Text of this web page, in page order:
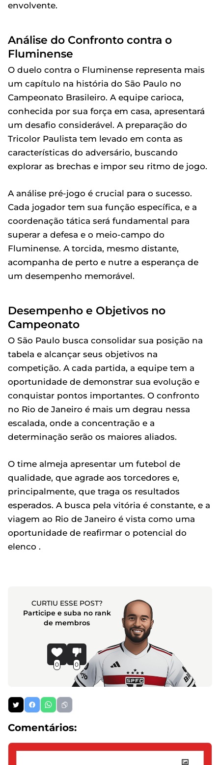
envolvente.
Análise do Confronto contra o
Fluminense
O duelo contra o Fluminense representa mais
um capítulo na história do São Paulo no
Campeonato Brasileiro. A equipe carioca,
conhecida por sua força em casa, apresentará
um desafio considerável. A preparação do
Tricolor Paulista tem levado em conta as
características do adversário, buscando
explorar as brechas e impor seu ritmo de jogo.
A análise pré-jogo é crucial para o sucesso.
Cada jogador tem sua função específica, e a
coordenação tática será fundamental para
superar a defesa e o meio-campo do
Fluminense. A torcida, mesmo distante,
acompanha de perto e nutre a esperança de
um desempenho memorável.
Desempenho e Objetivos no
Campeonato
O São Paulo busca consolidar sua posição na
tabela e alcançar seus objetivos na
competição. A cada partida, a equipe tem a
oportunidade de demonstrar sua evolução e
conquistar pontos importantes. O confronto
no Rio de Janeiro é mais um degrau nessa
escalada, onde a concentração e a
determinação serão os maiores aliados.
O time almeja apresentar um futebol de
qualidade, que agrade aos torcedores e,
principalmente, que traga os resultados
esperados. A busca pela vitória é constante, e a
viagem ao Rio de Janeiro é vista como uma
oportunidade de reafirmar o potencial do
elenco .
CURTIU ESSE POST?
Participe e suba no rank
de membros
0 0
Comentários: